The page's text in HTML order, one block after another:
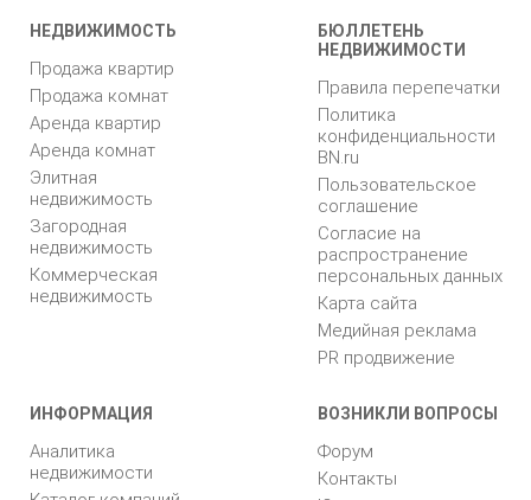
НЕДВИЖИМОСТЬ
Продажа квартир
Продажа комнат
Аренда квартир
Аренда комнат
Элитная
недвижимость
Загородная
недвижимость
Коммерческая
недвижимость
БЮЛЛЕТЕНЬ
НЕДВИЖИМОСТИ
Правила перепечатки
Политика
конфиденциальности
BN.ru
Пользовательское
соглашение
Согласие на
распространение
персональных данных
Карта сайта
Медийная реклама
PR продвижение
ИНФОРМАЦИЯ
Аналитика
недвижимости
ВОЗНИКЛИ ВОПРОСЫ
Форум
Контакты